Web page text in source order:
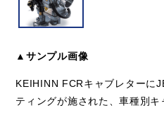
▲サンプル画像
KEIHINN FCRキャブレターに
ティングが施された、車種別キ